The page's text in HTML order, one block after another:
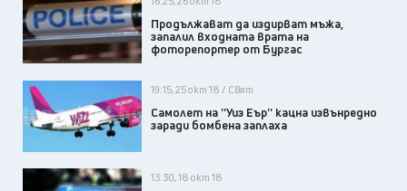
Продължават да издирват мъжа,
запалил входната врата на
фоторепортер от Бургас
19:15, 25 окт 18 / Свят
Самолет на ''Уиз Еър'' кацна извънредно
заради бомбена заплаха
13:30, 18 окт 18